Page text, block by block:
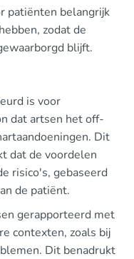
patiënten belangrijk
zodat de
blijft.
is voor
dat artsen het off-
Dit
dat de voordelen
risico's, gebaseerd
de patiënt.
gerapporteerd met
contexten, zoals bij
Dit benadrukt